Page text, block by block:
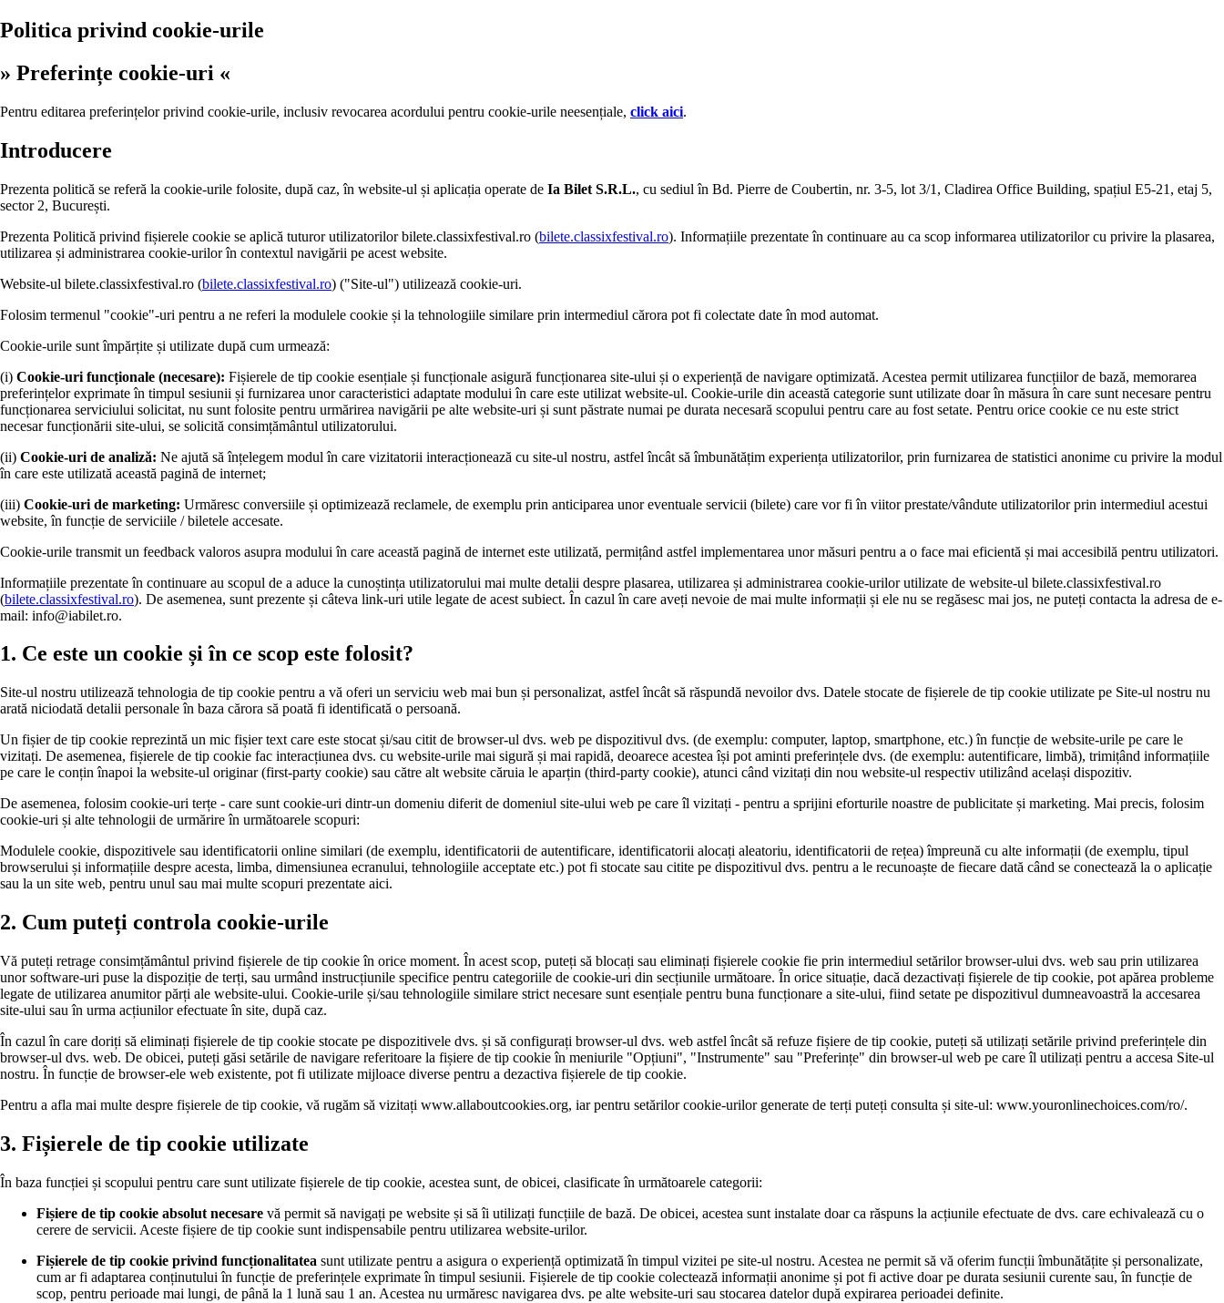
Politica privind cookie-urile
» Preferințe cookie-uri «
Pentru editarea preferințelor privind cookie-urile, inclusiv revocarea acordului pentru cookie-urile neesențiale, click aici.
Introducere
Prezenta politică se referă la cookie-urile folosite, după caz, în website-ul și aplicația operate de Ia Bilet S.R.L., cu sediul în Bd. Pierre de Coubertin, nr. 3-5, lot 3/1, Cladirea Office Building, spațiul E5-21, etaj 5,
sector 2, București.
Prezenta Politică privind fișierele cookie se aplică tuturor utilizatorilor bilete.classixfestival.ro (bilete.classixfestival.ro). Informațiile prezentate în continuare au ca scop informarea utilizatorilor cu privire la plasarea,
utilizarea și administrarea cookie-urilor în contextul navigării pe acest website.
Website-ul bilete.classixfestival.ro (bilete.classixfestival.ro) ("Site-ul") utilizează cookie-uri.
Folosim termenul "cookie"-uri pentru a ne referi la modulele cookie și la tehnologiile similare prin intermediul cărora pot fi colectate date în mod automat.
Cookie-urile sunt împărțite și utilizate după cum urmează:
(i) Cookie-uri funcționale (necesare): Fișierele de tip cookie esențiale și funcționale asigură funcționarea site-ului și o experiență de navigare optimizată. Acestea permit utilizarea funcțiilor de bază, memorarea
preferințelor exprimate în timpul sesiunii și furnizarea unor caracteristici adaptate modului în care este utilizat website-ul. Cookie-urile din această categorie sunt utilizate doar în măsura în care sunt necesare pentru
funcționarea serviciului solicitat, nu sunt folosite pentru urmărirea navigării pe alte website-uri și sunt păstrate numai pe durata necesară scopului pentru care au fost setate. Pentru orice cookie ce nu este strict
necesar funcționării site-ului, se solicită consimțământul utilizatorului.
(ii) Cookie-uri de analiză: Ne ajută să înțelegem modul în care vizitatorii interacționează cu site-ul nostru, astfel încât să îmbunătățim experiența utilizatorilor, prin furnizarea de statistici anonime cu privire la modul
în care este utilizată această pagină de internet;
(iii) Cookie-uri de marketing: Urmăresc conversiile și optimizează reclamele, de exemplu prin anticiparea unor eventuale servicii (bilete) care vor fi în viitor prestate/vândute utilizatorilor prin intermediul acestui
website, în funcție de serviciile / biletele accesate.
Cookie-urile transmit un feedback valoros asupra modului în care această pagină de internet este utilizată, permițând astfel implementarea unor măsuri pentru a o face mai eficientă și mai accesibilă pentru utilizatori.
Informațiile prezentate în continuare au scopul de a aduce la cunoștința utilizatorului mai multe detalii despre plasarea, utilizarea și administrarea cookie-urilor utilizate de website-ul bilete.classixfestival.ro
(bilete.classixfestival.ro). De asemenea, sunt prezente și câteva link-uri utile legate de acest subiect. În cazul în care aveți nevoie de mai multe informații și ele nu se regăsesc mai jos, ne puteți contacta la adresa de e-
mail: info@iabilet.ro.
1. Ce este un cookie și în ce scop este folosit?
Site-ul nostru utilizează tehnologia de tip cookie pentru a vă oferi un serviciu web mai bun și personalizat, astfel încât să răspundă nevoilor dvs. Datele stocate de fișierele de tip cookie utilizate pe Site-ul nostru nu
arată niciodată detalii personale în baza cărora să poată fi identificată o persoană.
Un fișier de tip cookie reprezintă un mic fișier text care este stocat și/sau citit de browser-ul dvs. web pe dispozitivul dvs. (de exemplu: computer, laptop, smartphone, etc.) în funcție de website-urile pe care le
vizitați. De asemenea, fișierele de tip cookie fac interacțiunea dvs. cu website-urile mai sigură și mai rapidă, deoarece acestea își pot aminti preferințele dvs. (de exemplu: autentificare, limbă), trimițând informațiile
pe care le conțin înapoi la website-ul originar (first-party cookie) sau către alt website căruia le aparțin (third-party cookie), atunci când vizitați din nou website-ul respectiv utilizând același dispozitiv.
De asemenea, folosim cookie-uri terțe - care sunt cookie-uri dintr-un domeniu diferit de domeniul site-ului web pe care îl vizitați - pentru a sprijini eforturile noastre de publicitate și marketing. Mai precis, folosim
cookie-uri și alte tehnologii de urmărire în următoarele scopuri:
Modulele cookie, dispozitivele sau identificatorii online similari (de exemplu, identificatorii de autentificare, identificatorii alocați aleatoriu, identificatorii de rețea) împreună cu alte informații (de exemplu, tipul
browserului și informațiile despre acesta, limba, dimensiunea ecranului, tehnologiile acceptate etc.) pot fi stocate sau citite pe dispozitivul dvs. pentru a le recunoaște de fiecare dată când se conectează la o aplicație
sau la un site web, pentru unul sau mai multe scopuri prezentate aici.
2. Cum puteți controla cookie-urile
Vă puteți retrage consimțământul privind fișierele de tip cookie în orice moment. În acest scop, puteți să blocați sau eliminați fișierele cookie fie prin intermediul setărilor browser-ului dvs. web sau prin utilizarea
unor software-uri puse la dispoziție de terți, sau urmând instrucțiunile specifice pentru categoriile de cookie-uri din secțiunile următoare. În orice situație, dacă dezactivați fișierele de tip cookie, pot apărea probleme
legate de utilizarea anumitor părți ale website-ului. Cookie-urile și/sau tehnologiile similare strict necesare sunt esențiale pentru buna funcționare a site-ului, fiind setate pe dispozitivul dumneavoastră la accesarea
site-ului sau în urma acțiunilor efectuate în site, după caz.
În cazul în care doriți să eliminați fișierele de tip cookie stocate pe dispozitivele dvs. și să configurați browser-ul dvs. web astfel încât să refuze fișiere de tip cookie, puteți să utilizați setările privind preferințele din
browser-ul dvs. web. De obicei, puteți găsi setările de navigare referitoare la fișiere de tip cookie în meniurile "Opțiuni", "Instrumente" sau "Preferințe" din browser-ul web pe care îl utilizați pentru a accesa Site-ul
nostru. În funcție de browser-ele web existente, pot fi utilizate mijloace diverse pentru a dezactiva fișierele de tip cookie.
Pentru a afla mai multe despre fișierele de tip cookie, vă rugăm să vizitați www.allaboutcookies.org, iar pentru setărilor cookie-urilor generate de terți puteți consulta și site-ul: www.youronlinechoices.com/ro/.
3. Fișierele de tip cookie utilizate
În baza funcției și scopului pentru care sunt utilizate fișierele de tip cookie, acestea sunt, de obicei, clasificate în următoarele categorii:
Fișiere de tip cookie absolut necesare vă permit să navigați pe website și să îi utilizați funcțiile de bază. De obicei, acestea sunt instalate doar ca răspuns la acțiunile efectuate de dvs. care echivalează cu o
cerere de servicii. Aceste fișiere de tip cookie sunt indispensabile pentru utilizarea website-urilor.
Fișierele de tip cookie privind funcționalitatea sunt utilizate pentru a asigura o experiență optimizată în timpul vizitei pe site-ul nostru. Acestea ne permit să vă oferim funcții îmbunătățite și personalizate,
cum ar fi adaptarea conținutului în funcție de preferințele exprimate în timpul sesiunii. Fișierele de tip cookie colectează informații anonime și pot fi active doar pe durata sesiunii curente sau, în funcție de
scop, pentru perioade mai lungi, de până la 1 lună sau 1 an. Acestea nu urmăresc navigarea dvs. pe alte website-uri sau stocarea datelor după expirarea perioadei definite.